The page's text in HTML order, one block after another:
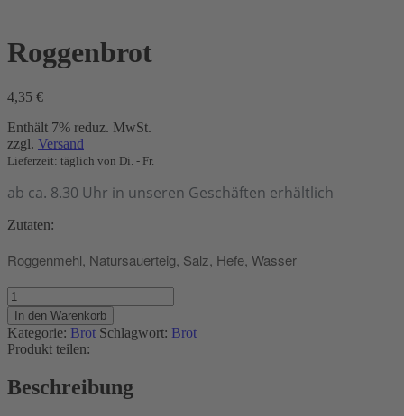
Roggenbrot
4,35 €
Enthält 7% reduz. MwSt.
zzgl. Versand
Lieferzeit: täglich von Di. - Fr.
ab ca. 8.30 Uhr in unseren Geschäften erhältlich
Zutaten:
Roggenmehl, Natursauerteig, Salz, Hefe, Wasser
Roggenbrot
Menge
In den Warenkorb
Kategorie: Brot Schlagwort: Brot
Produkt teilen:
Beschreibung